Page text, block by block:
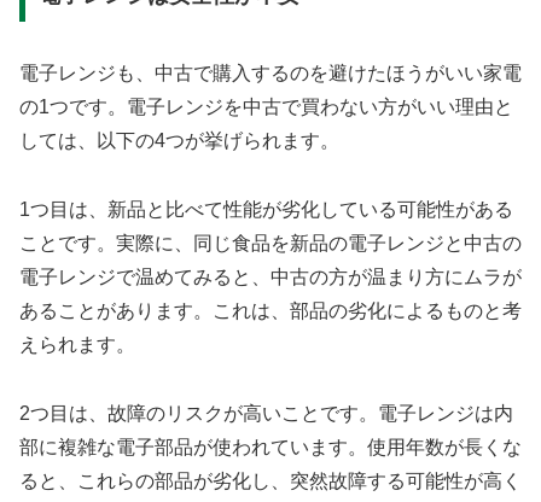
電子レンジも、中古で購入するのを避けたほうがいい家電
の1つです。電子レンジを中古で買わない方がいい理由と
しては、以下の4つが挙げられます。
1つ目は、新品と比べて性能が劣化している可能性がある
ことです。実際に、同じ食品を新品の電子レンジと中古の
電子レンジで温めてみると、中古の方が温まり方にムラが
あることがあります。これは、部品の劣化によるものと考
えられます。
2つ目は、故障のリスクが高いことです。電子レンジは内
部に複雑な電子部品が使われています。使用年数が長くな
ると、これらの部品が劣化し、突然故障する可能性が高く